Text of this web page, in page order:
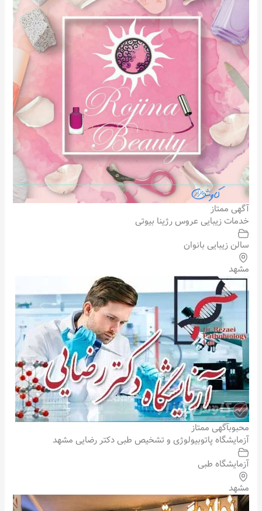
آگهی ممتاز
خدمات زیبایی عروس رژینا بیوتی
سالن زیبایی بانوان
مشهد
محبوبآگهی ممتاز
آزمایشگاه پاتوبیولوژی و تشخیص طبی دکتر رضایی مشهد
آزمایشگاه طبی
مشهد